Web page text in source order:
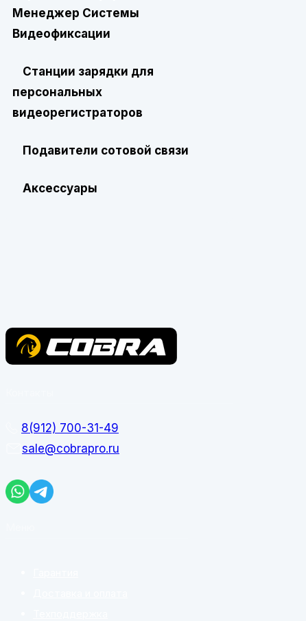
Менеджер Системы
Видеофиксации
Станции зарядки для
персональных
видеорегистраторов
Подавители сотовой связи
Аксессуары
8(912) 700-31-49
sale@cobrapro.ru